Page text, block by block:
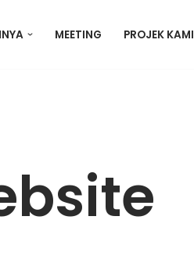
MEETING PROJEK KAMI